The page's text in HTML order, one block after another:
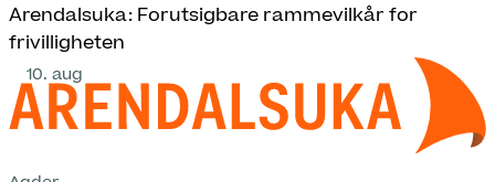
Arendalsuka: Forutsigbare rammevilkår for
frivilligheten
10. aug